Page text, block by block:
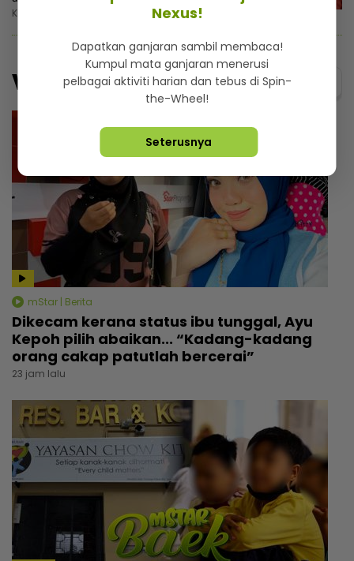
Khamis, 6 Ogos 2026 12:00 PM
Video Menarik@video
mStar | Berita
Dikecam kerana status ibu tunggal, Ayu
Kepoh pilih abaikan... “Kadang-kadang
orang cakap patutlah bercerai”
23 jam lalu
Nexus!
Dapatkan ganjaran sambil membaca!
Kumpul mata ganjaran menerusi
pelbagai aktiviti harian dan tebus di Spin-
the-Wheel!
Seterusnya